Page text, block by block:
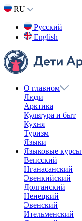
RU
Русский
English
О главном
Люди
Арктика
Культура и быт
Кухня
Туризм
Языки
Языковые курсы
Вепсский
Нганасанский
Эвенкийский
Долганский
Ненецкий
Эвенский
Ительменский